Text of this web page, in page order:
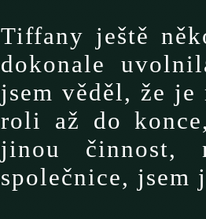
Tiffany ještě
dokonale
jsem věděl, že
roli až do
jinou činnost,
společnice,